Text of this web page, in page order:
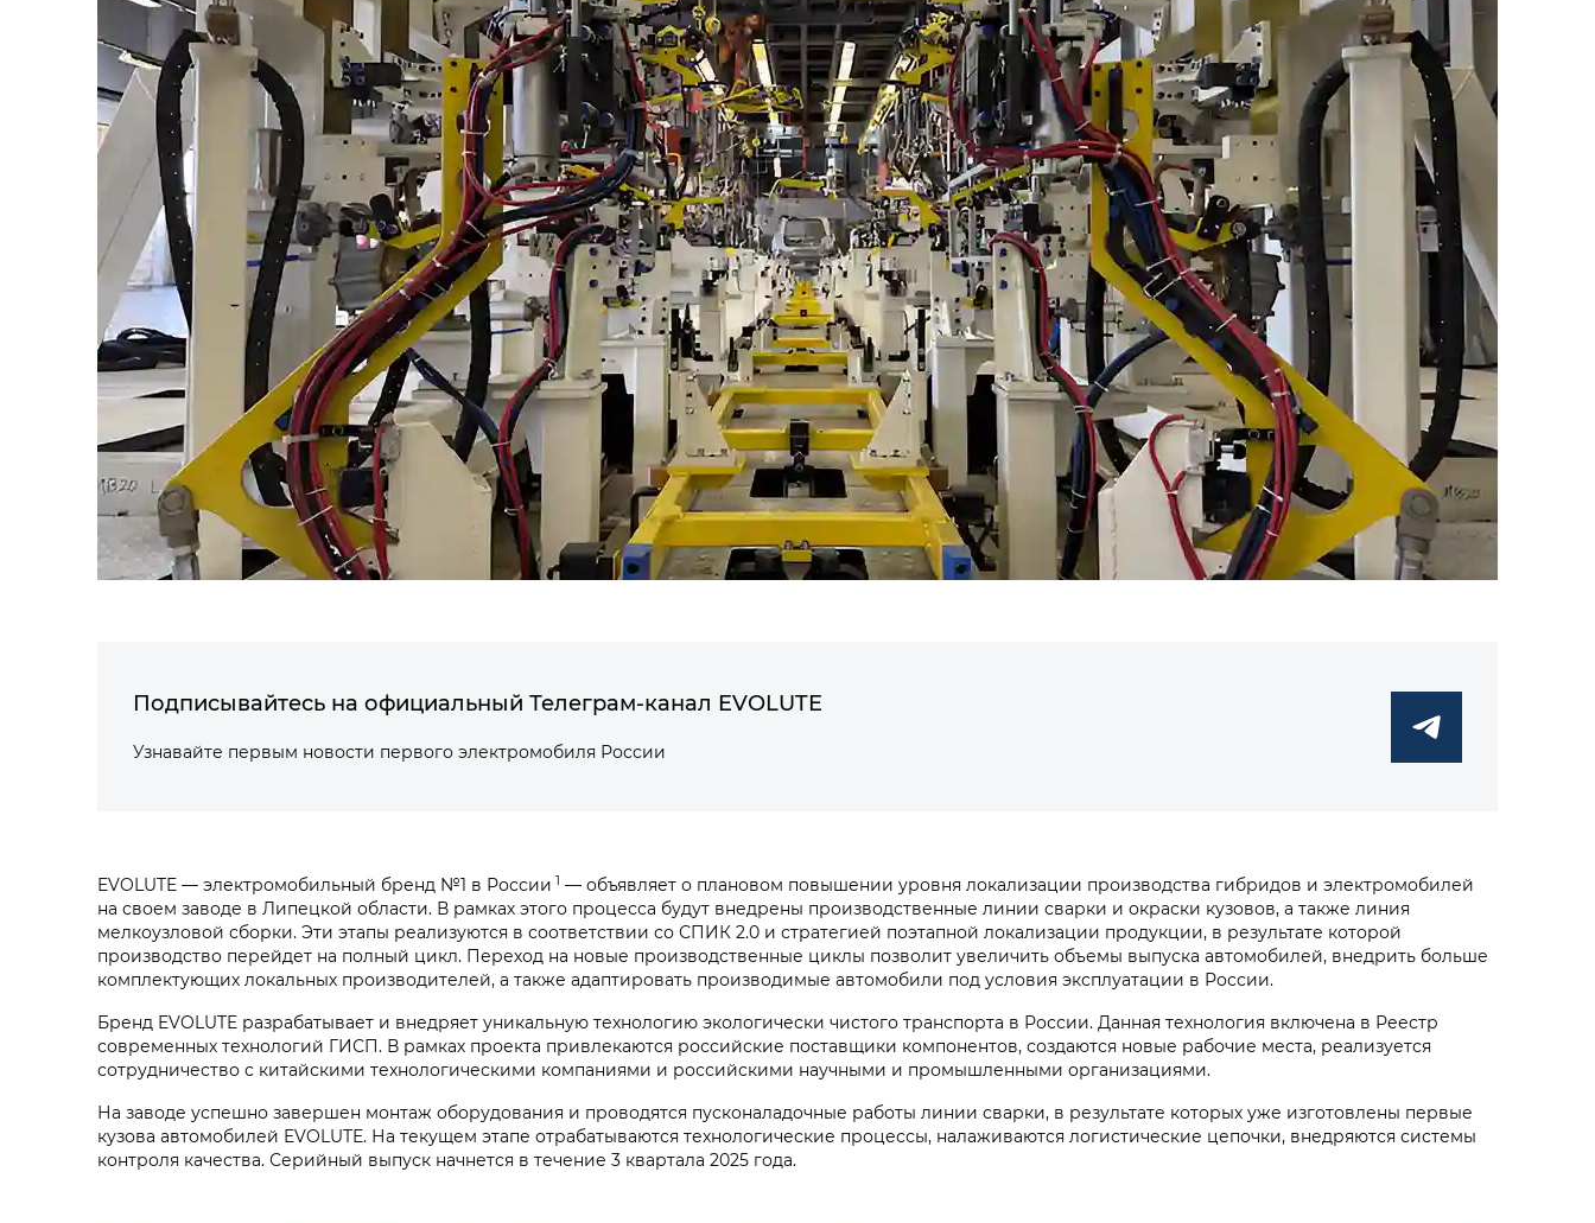
Подписывайтесь на официальный Телеграм-канал EVOLUTE
Узнавайте первым новости первого электромобиля России
EVOLUTE — электромобильный бренд №1 в России 1 — объявляет о плановом повышении уровня локализации производства гибридов и электромобилей
на своем заводе в Липецкой области. В рамках этого процесса будут внедрены производственные линии сварки и окраски кузовов, а также линия
мелкоузловой сборки. Эти этапы реализуются в соответствии со СПИК 2.0 и стратегией поэтапной локализации продукции, в результате которой
производство перейдет на полный цикл. Переход на новые производственные циклы позволит увеличить объемы выпуска автомобилей, внедрить больше
комплектующих локальных производителей, а также адаптировать производимые автомобили под условия эксплуатации в России.
Бренд EVOLUTE разрабатывает и внедряет уникальную технологию экологически чистого транспорта в России. Данная технология включена в Реестр
современных технологий ГИСП. В рамках проекта привлекаются российские поставщики компонентов, создаются новые рабочие места, реализуется
сотрудничество с китайскими технологическими компаниями и российскими научными и промышленными организациями.
На заводе успешно завершен монтаж оборудования и проводятся пусконаладочные работы линии сварки, в результате которых уже изготовлены первые
кузова автомобилей EVOLUTE. На текущем этапе отрабатываются технологические процессы, налаживаются логистические цепочки, внедряются системы
контроля качества. Серийный выпуск начнется в течение 3 квартала 2025 года.